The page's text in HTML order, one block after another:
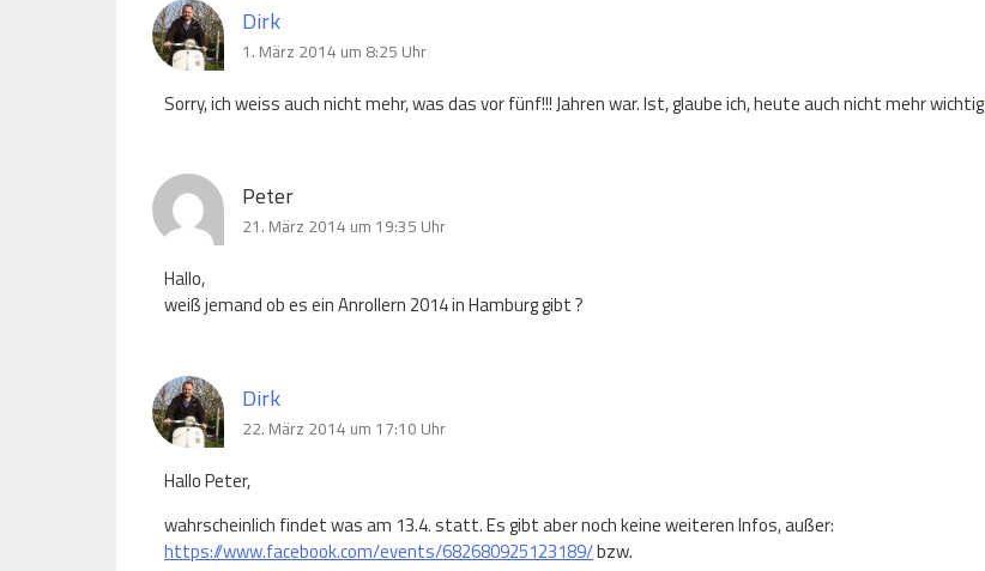
Dirk
1. März 2014 um 8:25 Uhr
Sorry, ich weiss auch nicht mehr, was das vor fünf!!! Jahren war. Ist, glaube ich, heute auch nicht mehr wichtig
Peter
21. März 2014 um 19:35 Uhr
Hallo,
weiß jemand ob es ein Anrollern 2014 in Hamburg gibt ?
Dirk
22. März 2014 um 17:10 Uhr
Hallo Peter,
wahrscheinlich findet was am 13.4. statt. Es gibt aber noch keine weiteren Infos, außer:
https://www.facebook.com/events/682680925123189/bzw.